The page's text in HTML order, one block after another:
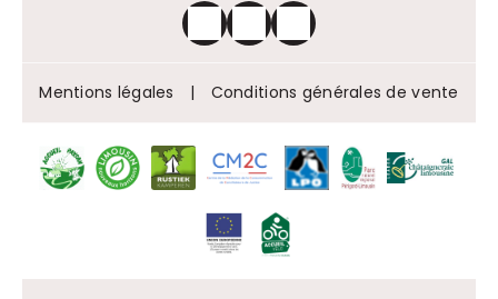
Mentions légales | Conditions générales de vente